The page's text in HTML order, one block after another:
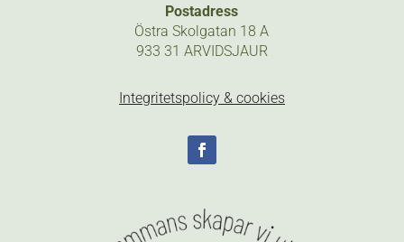
Postadress
Östra Skolgatan 18 A
933 31 ARVIDSJAUR
Integritetspolicy & cookies